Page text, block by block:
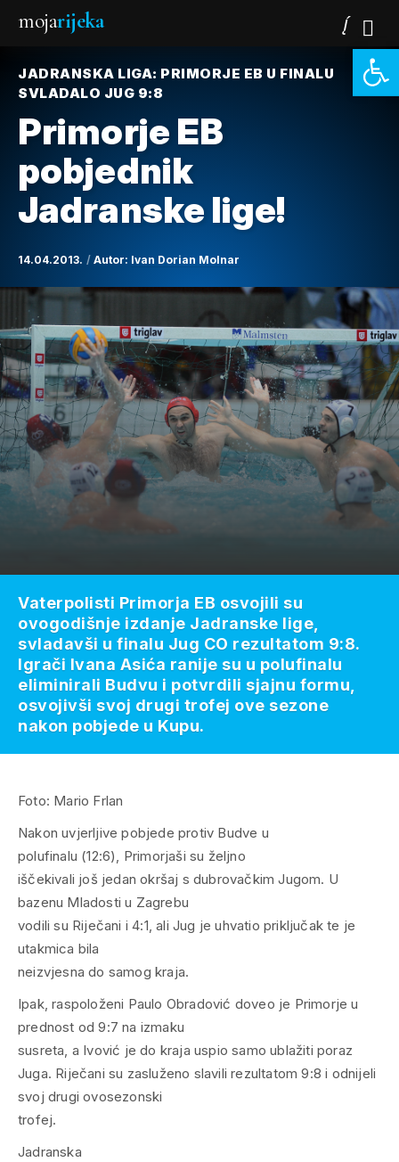
mojarijeka
JADRANSKA LIGA: PRIMORJE EB U FINALU
SVLADALO JUG 9:8
Primorje EB
pobjednik
Jadranske lige!
14.04.2013. Autor: Ivan Dorian Molnar
Foto: Mario Frlan
Nakon uvjerljive pobjede protiv Budve u
polufinalu (12:6), Primorjaši su željno
iščekivali još jedan okršaj s dubrovačkim Jugom. U
bazenu Mladosti u Zagrebu
vodili su Riječani i 4:1, ali Jug je uhvatio priključak te je
utakmica bila
neizvjesna do samog kraja.
Ipak, raspoloženi Paulo Obradović doveo je Primorje u
prednost od 9:7 na izmaku
susreta, a Ivović je do kraja uspio samo ublažiti poraz
Juga. Riječani su zasluženo slavili rezultatom 9:8 i odnijeli
svoj drugi ovosezonski
trofej.
Jadranska
Vaterpolisti Primorja EB osvojili su
ovogodišnje izdanje Jadranske lige,
svladavši u finalu Jug CO rezultatom 9:8.
Igrači Ivana Asića ranije su u polufinalu
eliminirali Budvu i potvrdili sjajnu formu,
osvojivši svoj drugi trofej ove sezone
nakon pobjede u Kupu.